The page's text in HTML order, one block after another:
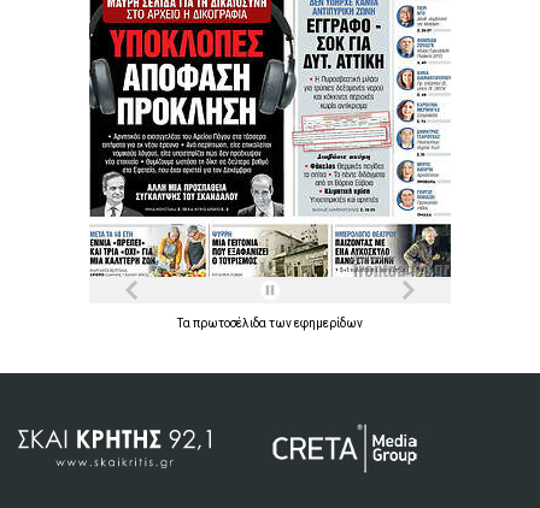
Ταπρωτοσέλιδατωνεφημερίδων